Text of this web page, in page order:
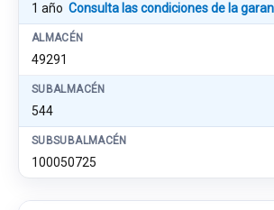
1 año Consulta las condiciones de la
ALMACÉN
49291
SUBALMACÉN
544
SUBSUBALMACÉN
100050725